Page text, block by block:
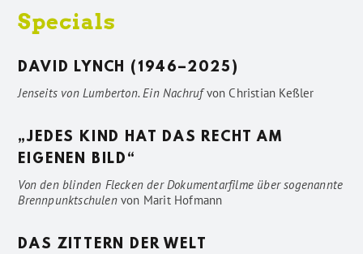
Specials
DAVID LYNCH (1946–2025)
Jenseits von Lumberton. Ein NachrufvonChristian Keßler
„JEDES KIND HAT DAS RECHT AM
EIGENEN BILD“
Von den blinden Flecken der Dokumentarfilme über sogenannte
Brennpunktschulenvon Marit Hofmann
DAS ZITTERN DER WELT